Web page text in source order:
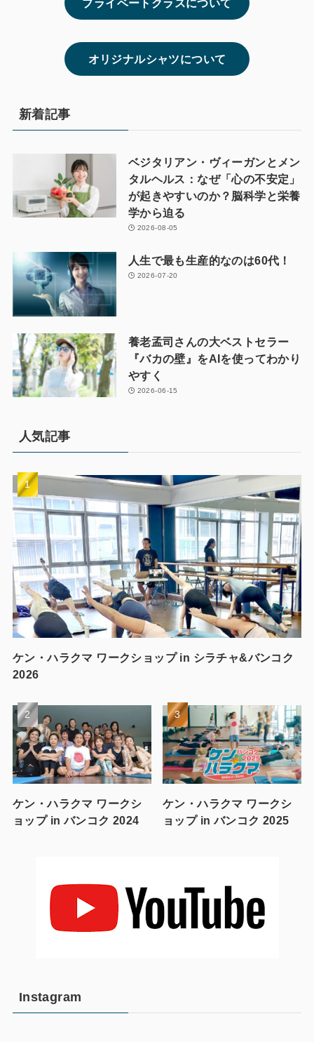
プライベートクラスについて
オリジナルシャツについて
新着記事
ベジタリアン・ヴィーガンとメン
タルヘルス：なぜ「心の不安定」
が起きやすいのか？脳科学と栄養
学から迫る
2026-08-05
人生で最も生産的なのは60代！
2026-07-20
養老孟司さんの大ベストセラー
『バカの壁』をAIを使ってわかり
やすく
2026-06-15
人気記事
ケン・ハラクマ ワークショップ in シラチャ&バンコク
2026
ケン・ハラクマ ワークシ
ョップ in バンコク 2024
ケン・ハラクマ ワークシ
ョップ in バンコク 2025
Instagram